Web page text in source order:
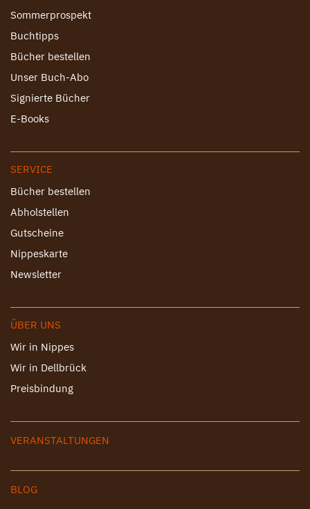
Sommerprospekt
Buchtipps
Bücher bestellen
Unser Buch-Abo
Signierte Bücher
E-Books
SERVICE
Bücher bestellen
Abholstellen
Gutscheine
Nippeskarte
Newsletter
ÜBER UNS
Wir in Nippes
Wir in Dellbrück
Preisbindung
VERANSTALTUNGEN
BLOG